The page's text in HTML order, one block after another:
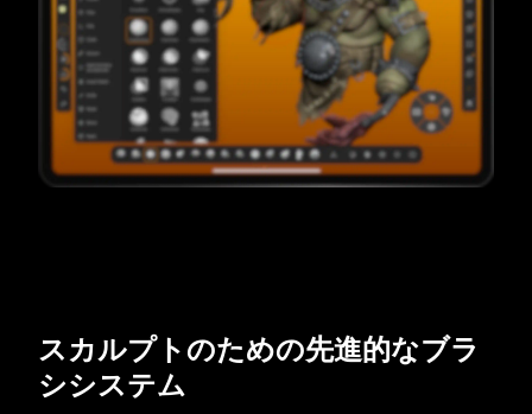
スカルプトのための先進的なブラ
シシステム